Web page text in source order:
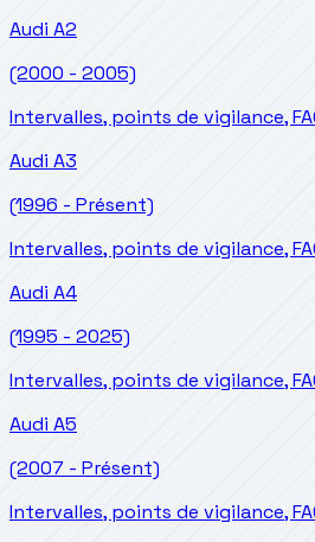
Audi A2
(2000 - 2005)
Intervalles, points de vigilance,
Audi A3
(1996 - Présent)
Intervalles, points de vigilance,
Audi A4
(1995 - 2025)
Intervalles, points de vigilance,
Audi A5
(2007 - Présent)
Intervalles, points de vigilance,